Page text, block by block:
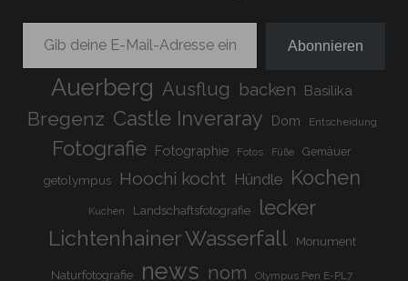
Gib deine E-Mail-Adresse ein ...
Abonnieren
Auerberg Ausflug backen Basilika
Bregenz Castle Inveraray Dom Entscheidung
Fotografie Fotographie Fotos Füße Gemäuer
getolympus Hoochi kocht Hündle Kochen
Kuchen Landschaftsfotografie lecker
Lichtenhainer Wasserfall Monument
Naturfotografie news nom Olympus Pen E-PL7